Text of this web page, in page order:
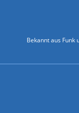
Bekannt aus Funk